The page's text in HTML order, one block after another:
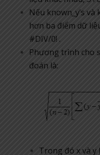
Nếu known_y’s
hơn ba điểm dữ
#DIV/0! .
Phương trình cho
đoán là:
Trong đó x và y